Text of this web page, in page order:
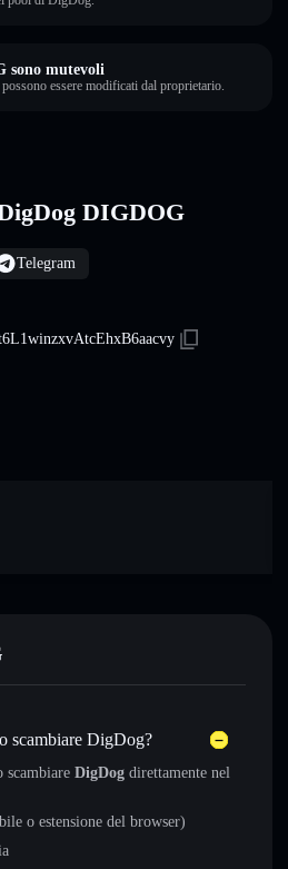
sono mutevoli
essere modificati dal proprietario.
DIGDOG
Telegram
scambiare DigDog?
scambiare DigDog direttamente nel
o estensione del browser)